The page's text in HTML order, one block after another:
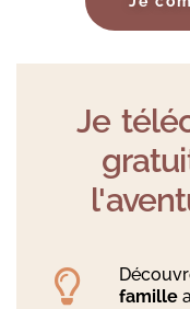
Je
famille